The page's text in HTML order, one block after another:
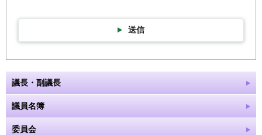
送信
議長・副議長
議員名簿
委員会